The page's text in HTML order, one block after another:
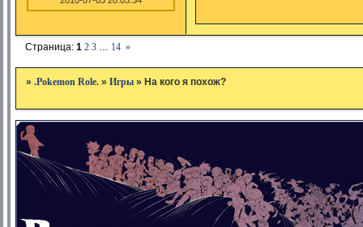
Страница:1 2 3 14 »
».Pokemon Role. »Игры »На кого я похож?